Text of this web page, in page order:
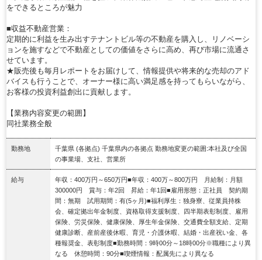
をできるところが魅力
■収益不動産営業：
定期的に利益を生み出すテナントビル等の不動産を購入し、リノベーシ
ョンを施すなどで不動産としての価値をさらに高め、再び市場に流通さ
せています。
★販売後も毎月レポートをお届けして、情報提供や将来的な売却のアド
バイスも行うことで、オーナー様に高い満足感を持ってもらいながら、
お客様の投資利益創出に貢献します。
【業務内容変更の範囲】
同社業務全般
勤務地
千葉県 (各拠点) 千葉県内の各拠点 勤務地変更の範囲:本社及び全国
の事業場、支社、営業所
給与
年収：400万円～650万円■年収：400万～800万円 月給制：月額
300000円 賞与：年2回 昇給：年1回■雇用形態：正社員 契約期
間：無期 試用期間：有(5ヶ月)■福利厚生：独身寮、従業員持株
会、確定拠出年金制度、資格取得支援制度、四半期表彰制度、雇用
保険、労災保険、健康保険、厚生年金保険、交通費全額支給、定期
健康診断、産前産後休暇、育児・介護休暇、結婚・出産祝い金、各
種報奨金、表彰制度■勤務時間：9時00分～18時00分※職種により異
なる 休憩時間：90分■喫煙情報：配属先により異なる